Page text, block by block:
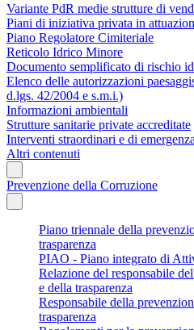
Variante PdR medie strutture di
Piani di iniziativa privata in
Piano Regolatore Cimiteriale
Reticolo Idrico Minore
Documento semplificato di rischio
Elenco delle autorizzazioni
d.lgs. 42/2004 e s.m.i.)
Informazioni ambientali
Strutture sanitarie private accreditate
Interventi straordinari e di emergenza
Altri contenuti
Prevenzione della Corruzione
Piano triennale della
trasparenza
PIAO - Piano integrato di
Relazione del responsabile
e della trasparenza
Responsabile della
trasparenza